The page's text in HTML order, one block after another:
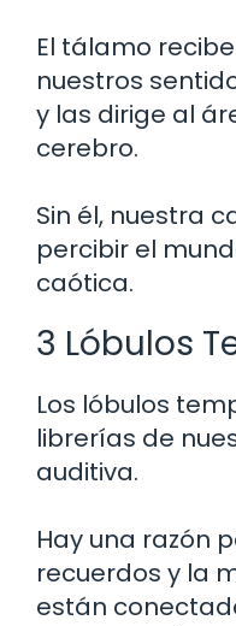
El tálamo
nuestros
y las dirige al
cerebro.
Sin él, nuestra
percibir el
caótica.
3 Lóbulos
Los lóbulos
librerías de
auditiva.
Hay una razón
recuerdos y la
están